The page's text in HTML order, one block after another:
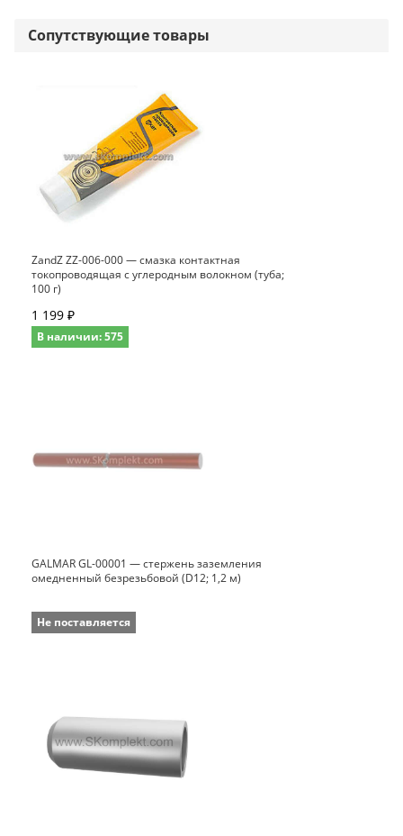
Сопутствующие товары
ZandZ ZZ-006-000 — смазка контактная
токопроводящая с углеродным волокном (туба;
100 г)
1 199 ₽
В наличии: 575
GALMAR GL-00001 — стержень заземления
омедненный безрезьбовой (D12; 1,2 м)
Не поставляется